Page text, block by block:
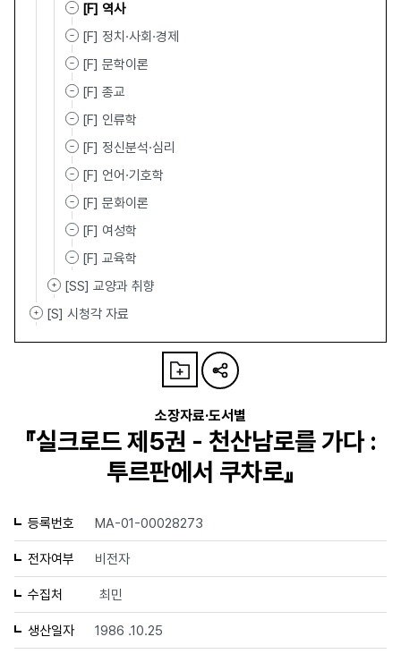
[F] 역사
[F] 정치·사회·경제
[F] 문학이론
[F] 종교
[F] 인류학
[F] 정신분석·심리
[F] 언어·기호학
[F] 문화이론
[F] 여성학
[F] 교육학
[SS] 교양과 취향
[S] 시청각 자료
소장자료·도서별
『실크로드 제5권 - 천산남로를 가다 :
투르판에서 쿠차로』
등록번호 MA-01-00028273
전자여부 비전자
수집처 최민
생산일자 1986 .10.25